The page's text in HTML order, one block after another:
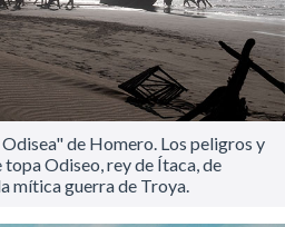
de Homero. Los peligros y
Odiseo, rey de Ítaca, de
mítica guerra de Troya.